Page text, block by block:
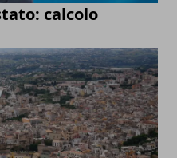
calcolo